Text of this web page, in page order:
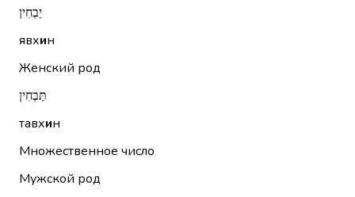
יַבְחִין
явхин
Женский род
תַּבְחִין
тавхин
Множественное число
Мужской род